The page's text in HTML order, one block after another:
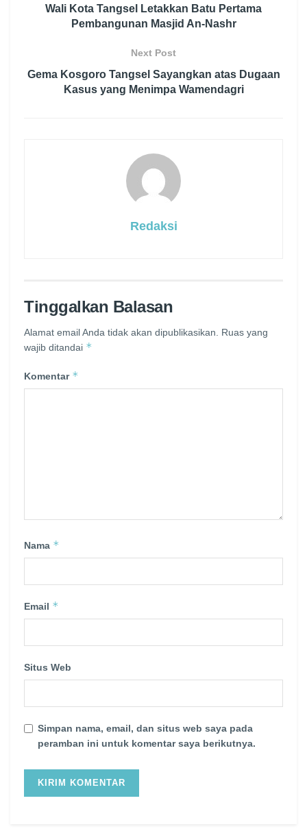
Wali Kota Tangsel Letakkan Batu Pertama
Pembangunan Masjid An-Nashr
Next Post
Gema Kosgoro Tangsel Sayangkan atas Dugaan
Kasus yang Menimpa Wamendagri
Redaksi
Tinggalkan Balasan
Alamat email Anda tidak akan dipublikasikan. Ruas yang
wajib ditandai *
Komentar *
Nama *
Email *
Situs Web
Simpan nama, email, dan situs web saya pada
peramban ini untuk komentar saya berikutnya.